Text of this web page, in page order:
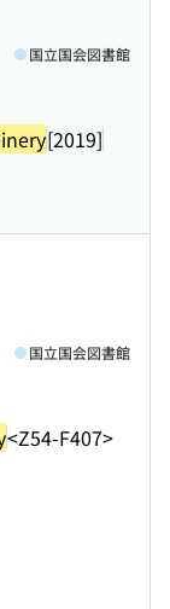
[2019]
国立国会図書館
<Z54-F407>
国立国会図書館